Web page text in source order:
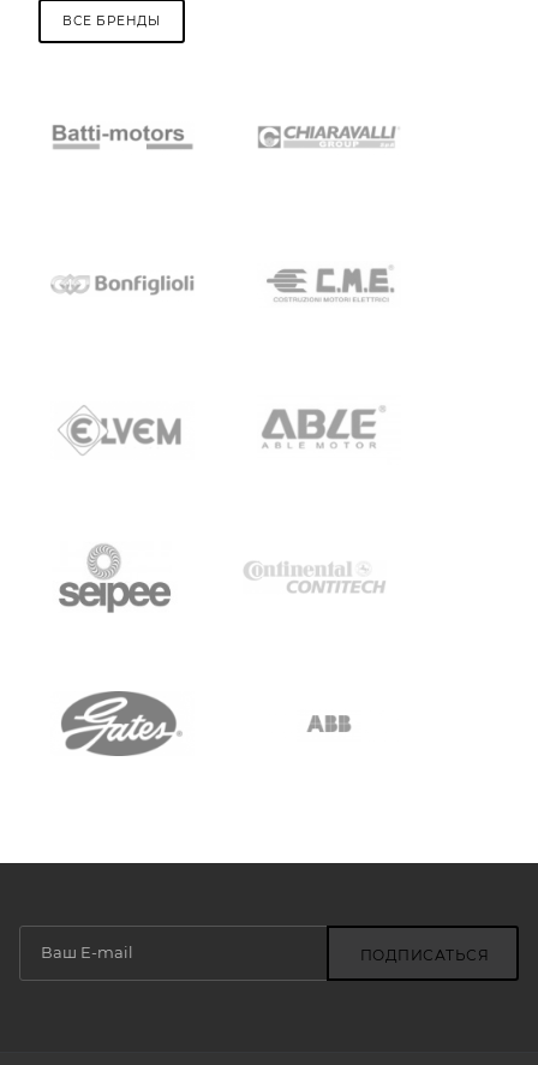
ВСЕ БРЕНДЫ
ПОДПИСАТЬСЯ